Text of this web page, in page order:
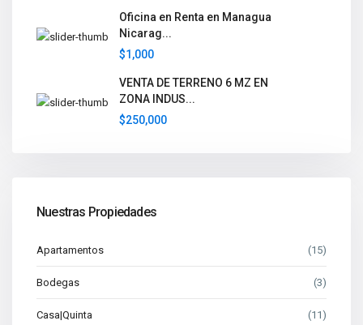
Oficina en Renta en Managua
Nicarag...
$1,000
VENTA DE TERRENO 6 MZ EN
ZONA INDUS...
$250,000
Nuestras Propiedades
Apartamentos (15)
Bodegas (3)
Casa|Quinta (11)